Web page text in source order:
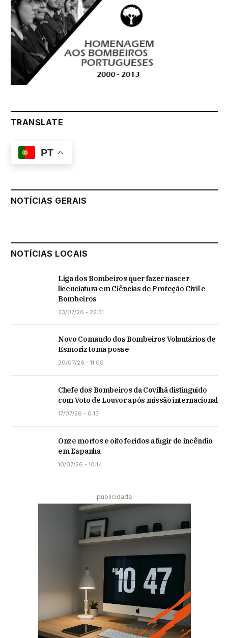
TRANSLATE
PT
NOTÍCIAS GERAIS
NOTÍCIAS LOCAIS
Liga dos Bombeiros quer fazer nascer
licenciatura em Ciências de Proteção Civil e
Bombeiros
23/07/26 - 22:31
Novo Comando dos Bombeiros Voluntários de
Esmoriz toma posse
20/07/26 - 11:09
Chefe dos Bombeiros da Covilhã distinguido
com Voto de Louvor após missão internacional
17/07/26 - 0:13
Onze mortos e oito feridos a fugir de incêndio
em Espanha
10/07/26 - 10:14
publicidade